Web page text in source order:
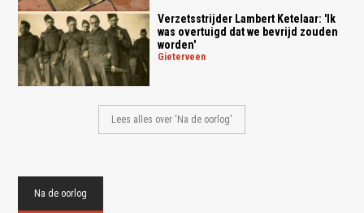
Verzetsstrijder Lambert Ketelaar: 'Ik
was overtuigd dat we bevrijd zouden
worden'
gieterveen
Lees alles over 'Na de oorlog'
Na de oorlog